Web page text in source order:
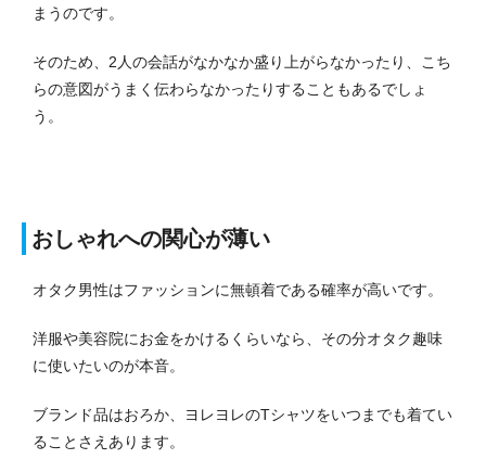
まうのです。
そのため、2人の会話がなかなか盛り上がらなかったり、こち
らの意図がうまく伝わらなかったりすることもあるでしょ
う。
おしゃれへの関心が薄い
オタク男性はファッションに無頓着である確率が高いです。
洋服や美容院にお金をかけるくらいなら、その分オタク趣味
に使いたいのが本音。
ブランド品はおろか、ヨレヨレのTシャツをいつまでも着てい
ることさえあります。